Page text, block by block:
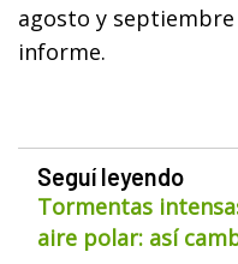
agosto y septiembre
informe.
Seguí leyendo
Tormentas
aire polar: así